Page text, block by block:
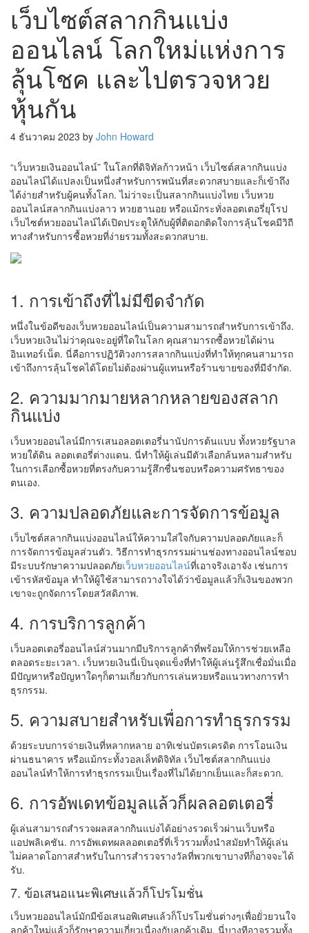
เว็บไซต์สลากกินแบ่ง
ออนไลน์ โลกใหม่แห่งการ
ลุ้นโชค และไปตรวจหวย
หุ้นกัน
4 ธันวาคม 2023 by John Howard
“เว็บหวยเงินออนไลน์” ในโลกที่ดิจิทัลก้าวหน้า เว็บไซต์สลากกินแบ่ง
ออนไลน์ได้แปลงเป็นหนึ่งสำหรับการพนันที่สะดวกสบายและก็เข้าถึง
ได้ง่ายสำหรับผู้คนทั้งโลก. ไม่ว่าจะเป็นสลากกินแบ่งไทย เว็บหวย
ออนไลน์สลากกินแบ่งลาว หวยฮานอย หรือแม้กระทั่งลอตเตอรี่ยุโรป
เว็บไซต์หวยออนไลน์ได้เปิดประตูให้กับผู้ที่ติดอกติดใจการลุ้นโชคมีวิถี
ทางสำหรับการซื้อหวยที่ง่ายรวมทั้งสะดวกสบาย.
1. การเข้าถึงที่ไม่มีขีดจำกัด
หนึ่งในข้อดีของเว็บหวยออนไลน์เป็นความสามารถสำหรับการเข้าถึง.
เว็บหวยเงินไม่ว่าคุณจะอยู่ที่ใดในโลก คุณสามารถซื้อหวยได้ผ่าน
อินเทอร์เน็ต. นี่คือการปฏิวัติวงการสลากกินแบ่งที่ทำให้ทุกคนสามารถ
เข้าถึงการลุ้นโชคได้โดยไม่ต้องผ่านผู้แทนหรือร้านขายของที่มีจำกัด.
2. ความมากมายหลากหลายของสลาก
กินแบ่ง
เว็บหวยออนไลน์มีการเสนอลอตเตอรี่นานัปการต้นแบบ ทั้งหวยรัฐบาล
หวยใต้ดิน ลอตเตอรี่ต่างแดน. นี่ทำให้ผู้เล่นมีตัวเลือกล้นหลามสำหรับ
ในการเลือกซื้อหวยที่ตรงกับความรู้สึกชื่นชอบหรือความศรัทธาของ
ตนเอง.
3. ความปลอดภัยและการจัดการข้อมูล
เว็บไซต์สลากกินแบ่งออนไลน์ให้ความใส่ใจกับความปลอดภัยและก็
การจัดการข้อมูลส่วนตัว. วิธีการทำธุรกรรมผ่านช่องทางออนไลน์ชอบ
มีระบบรักษาความปลอดภัยเว็บหวยออนไลน์ที่เอาจริงเอาจัง เช่นการ
เข้ารหัสข้อมูล ทำให้ผู้ใช้สามารถวางใจได้ว่าข้อมูลแล้วก็เงินของพวก
เขาจะถูกจัดการโดยสวัสดิภาพ.
4. การบริการลูกค้า
เว็บลอตเตอรี่ออนไลน์ส่วนมากมีบริการลูกค้าที่พร้อมให้การช่วยเหลือ
ตลอดระยะเวลา. เว็บหวยเงินนี่เป็นจุดแข็งที่ทำให้ผู้เล่นรู้สึกเชื่อมั่นเมื่อ
มีปัญหาหรือปัญหาใดๆก็ตามเกี่ยวกับการเล่นหวยหรือแนวทางการทำ
ธุรกรรม.
5. ความสบายสำหรับเพื่อการทำธุรกรรม
ด้วยระบบการจ่ายเงินที่หลากหลาย อาทิเช่นบัตรเครดิต การโอนเงิน
ผ่านธนาคาร หรือแม้กระทั้งวอลเล็ทดิจิทัล เว็บไซต์สลากกินแบ่ง
ออนไลน์ทำให้การทำธุรกรรมเป็นเรื่องที่ไม่ได้ยากเย็นและก็สะดวก.
6. การอัพเดทข้อมูลแล้วก็ผลลอตเตอรี่
ผู้เล่นสามารถสำรวจผลสลากกินแบ่งได้อย่างรวดเร็วผ่านเว็บหรือ
แอปพลิเคชัน. การอัพเดทผลลอตเตอรี่ที่เร็วรวมทั้งนำสมัยทำให้ผู้เล่น
ไม่คลาดโอกาสสำหรับในการสำรวจรางวัลที่พวกเขาบางทีก็อาจจะได้
รับ.
7. ข้อเสนอแนะพิเศษแล้วก็โปรโมชั่น
เว็บหวยออนไลน์มักมีข้อเสนอพิเศษแล้วก็โปรโมชั่นต่างๆเพื่อยั่วยวนใจ
ลูกค้าใหม่แล้วก็รักษาความเกี่ยวเนื่องกับลูกค้าเดิม. นี่บางทีอาจรวมทั้ง